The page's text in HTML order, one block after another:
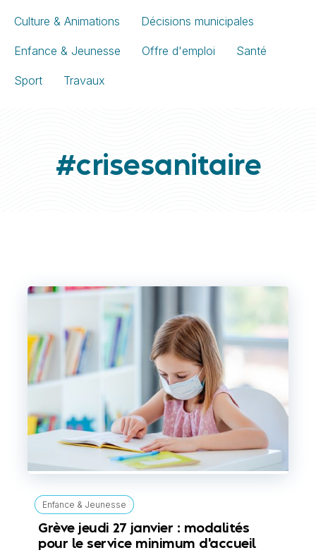
Culture & Animations Décisions municipales
Enfance & Jeunesse Offre d'emploi Santé
Sport Travaux
#crisesanitaire
Enfance & Jeunesse
Grève jeudi 27 janvier : modalités
pour le service minimum d'accueil